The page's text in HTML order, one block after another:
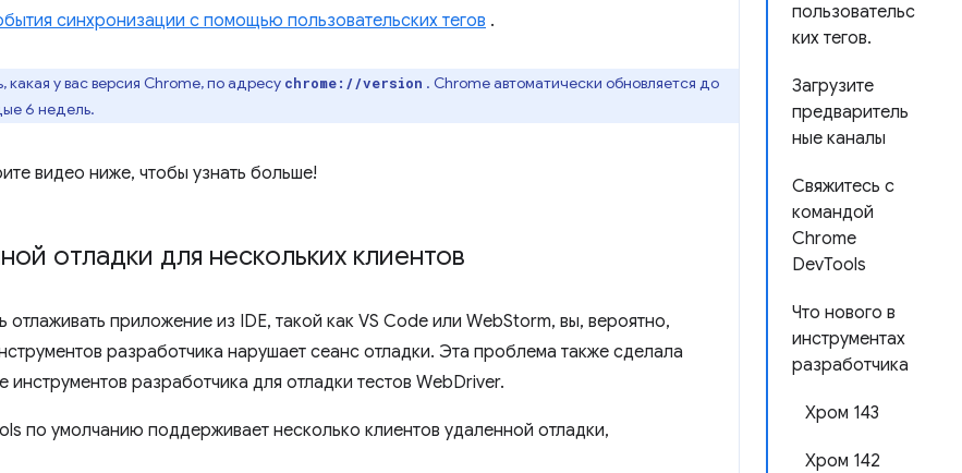
пользовательс
ких тегов.
Загрузите
предваритель
ные каналы
Свяжитесь с
командой
Chrome
DevTools
Что нового в
инструментах
разработчика
Хром 143
Хром 142
синхронизации с помощью пользовательских тегов .
какая у вас версия Chrome, по адресу chrome://version . Chrome автоматически обновляется до
6 недель.
видео ниже, чтобы узнать больше!
отладки для нескольких клиентов
отлаживать приложение из IDE, такой как VS Code или WebStorm, вы, вероятно,
разработчика нарушает сеанс отладки. Эта проблема также сделала
разработчика для отладки тестов WebDriver.
по умолчанию поддерживает несколько клиентов удаленной отладки,